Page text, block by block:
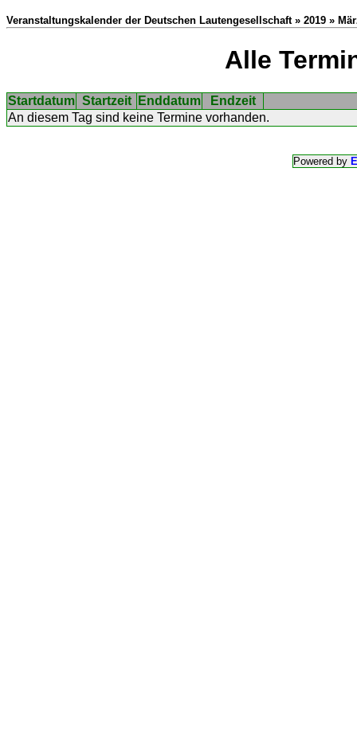
Veranstaltungskalender der Deutschen Lautengesellschaft » 2019 »
Alle
Startdatum Startzeit Enddatum
Endzeit
An diesem Tag sind keine Termine vorhanden.
Powered by